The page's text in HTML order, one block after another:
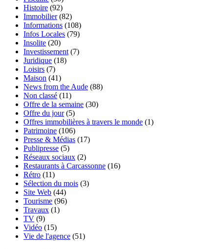
Histoire (92)
Immobilier(82)
Informations (108)
Infos Locales (79)
Insolite (20)
Investissement (7)
Juridique (18)
Loisirs (7)
Maison (41)
News from the Aude (88)
Non classé (11)
Offre de la semaine (30)
Offre du jour(5)
Offres immobilières à travers le monde (1)
Patrimoine (106)
Presse & Médias (17)
Publipresse (5)
Réseaux sociaux (2)
Restaurants à Carcassonne (16)
Rétro (11)
Sélection du mois (3)
Site Web (44)
Tourisme (96)
Travaux (1)
TV (9)
Vidéo (15)
Vie de l'agence (51)